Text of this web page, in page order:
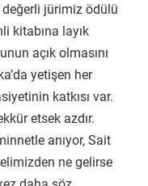
değerli jürimiz ödülü
kitabına layık
açık olmasını
yetişen her
katkısı var.
etsek azdır.
anıyor, Sait
ne gelirse